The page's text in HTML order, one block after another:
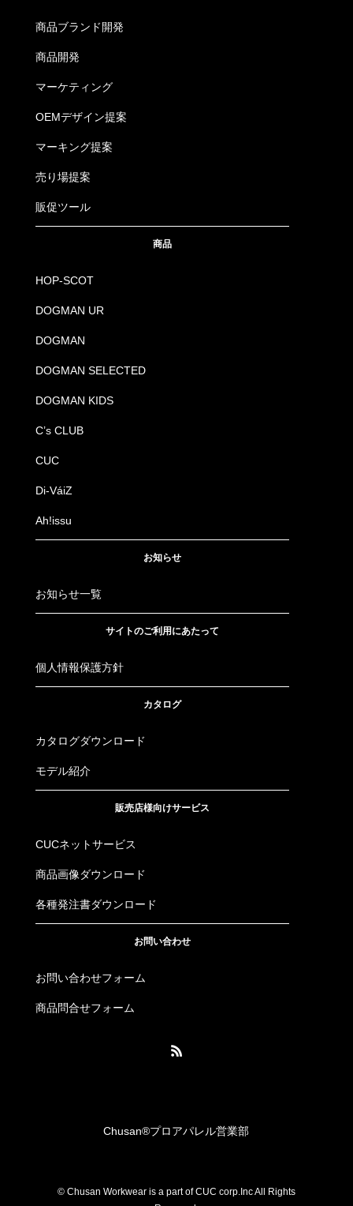
商品ブランド開発
商品開発
マーケティング
OEMデザイン提案
マーキング提案
売り場提案
販促ツール
商品
HOP-SCOT
DOGMAN UR
DOGMAN
DOGMAN SELECTED
DOGMAN KIDS
C’s CLUB
CUC
Di-VáiZ
Ah!issu
お知らせ
お知らせ一覧
サイトのご利用にあたって
個人情報保護方針
カタログ
カタログダウンロード
モデル紹介
販売店様向けサービス
CUCネットサービス
商品画像ダウンロード
各種発注書ダウンロード
お問い合わせ
お問い合わせフォーム
商品問合せフォーム
Chusan®︎プロアパレル営業部
© Chusan Workwear is a part of CUC corp.Inc All Rights